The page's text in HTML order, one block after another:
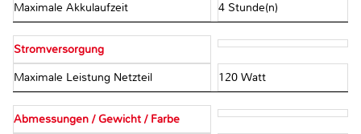
Maximale Akkulaufzeit 4 Stunde(n)
Stromversorgung
Maximale Leistung Netzteil 120 Watt
Abmessungen / Gewicht / Farbe